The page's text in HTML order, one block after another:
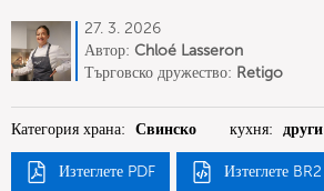
27. 3. 2026
Автор: Chloé Lasseron
Търговско дружество: Retigo
Категория храна: Свинско кухня: други
Изтеглете PDF Изтеглете BR2